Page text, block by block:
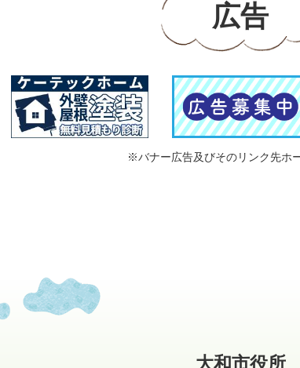
広告
※バナー広告及びそのリンク先ホ
大和市役所